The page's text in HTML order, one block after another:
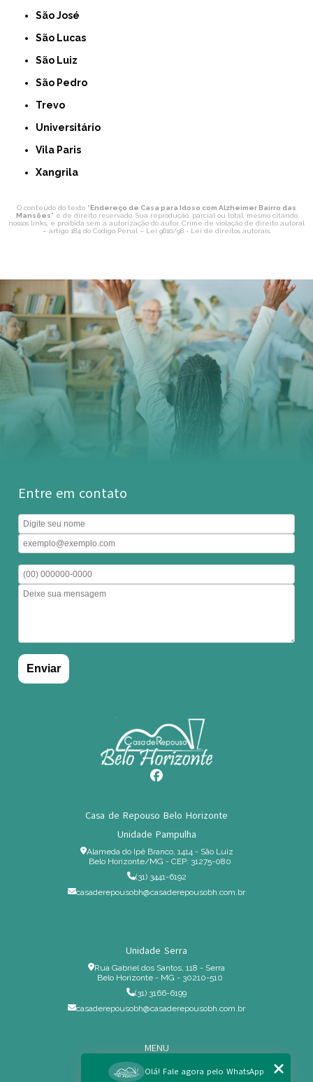
São José
São Lucas
São Luiz
São Pedro
Trevo
Universitário
Vila Paris
Xangrila
O conteúdo do texto "Endereço de Casa para Idoso com Alzheimer Bairro das
Mansões" é de direito reservado. Sua reprodução, parcial ou total, mesmo citando
nossos links, é proibida sem a autorização do autor. Crime de violação de direito autoral
– artigo 184 do Código Penal – Lei 9610/98 - Lei de direitos autorais.
Entre em contato
Casa de Repouso Belo Horizonte
Unidade Pampulha
Alameda do Ipê Branco, 1414 - São Luiz
Belo Horizonte/MG - CEP: 31275-080
(31) 3441-6192
casaderepousobh@casaderepousobh.com.br
Unidade Serra
Rua Gabriel dos Santos, 118 - Serra
Belo Horizonte - MG - 30210-510
(31) 3166-6199
casaderepousobh@casaderepousobh.com.br
MENU
Home
Olá! Fale agora pelo WhatsApp